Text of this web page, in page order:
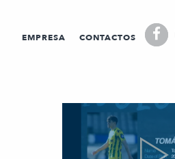
EMPRESA CONTACTOS